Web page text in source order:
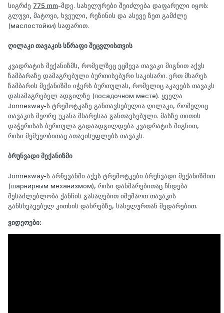
სიგრძე 775 mm-მდე. სახელურები შეიძლება დაფარული იყოს:
გლუვი, მატოვი, ხვეული, რეზინის და ასევე ზეთ გამძლე
(маслостойки) საფარით.
ღილაკი თავაკის სწრაფი შეცვლისთვის
კვადრატის მექანიზმს, რომელზეც ეცმევა თავაკი შიგნით აქვს
ზამბარაზე დამაგრებული ბურთისებური საკისარი. ერთ მხარეს
ზამბარის მექანიზმი იჭერს ბურთულას, რომელიც აკავებს თავაკს
დასამაგრებელ ადგილზე (посадочном месте). ყველა
Jonnesway-ს ტრეშოტკაზე განთავსებულია ღილაკი, რომელიც
თავაკის მეორე უკანა მხარესაა განთავსებული. მასზე თითის
დაჭერისას ბურთულა გადაადგილდება კვადრატის შიგნით,
რისი მეშვეობითაც ათავისუფლებს თავაკს.
ბრუნვადი მექანიზმი
Jonnesway-ს არჩევანში აქვს ტრეშოტკები ბრუნვადი მექანიზმით
(шарнирным механизмом), რისი დახმარებითაც ჩნდება
შესაძლებლობა ქანჩის გასაღებით იმუშაოთ თავაკის
განსხვავებულ კითხის დახრებზე, სახელურთან შედარებით.
ვიდეოები: